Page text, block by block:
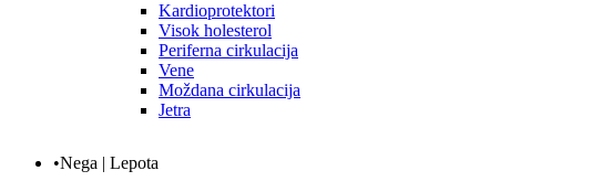
Kardioprotektori
Visok holesterol
Periferna cirkulacija
Vene
Moždana cirkulacija
Jetra
•Nega | Lepota